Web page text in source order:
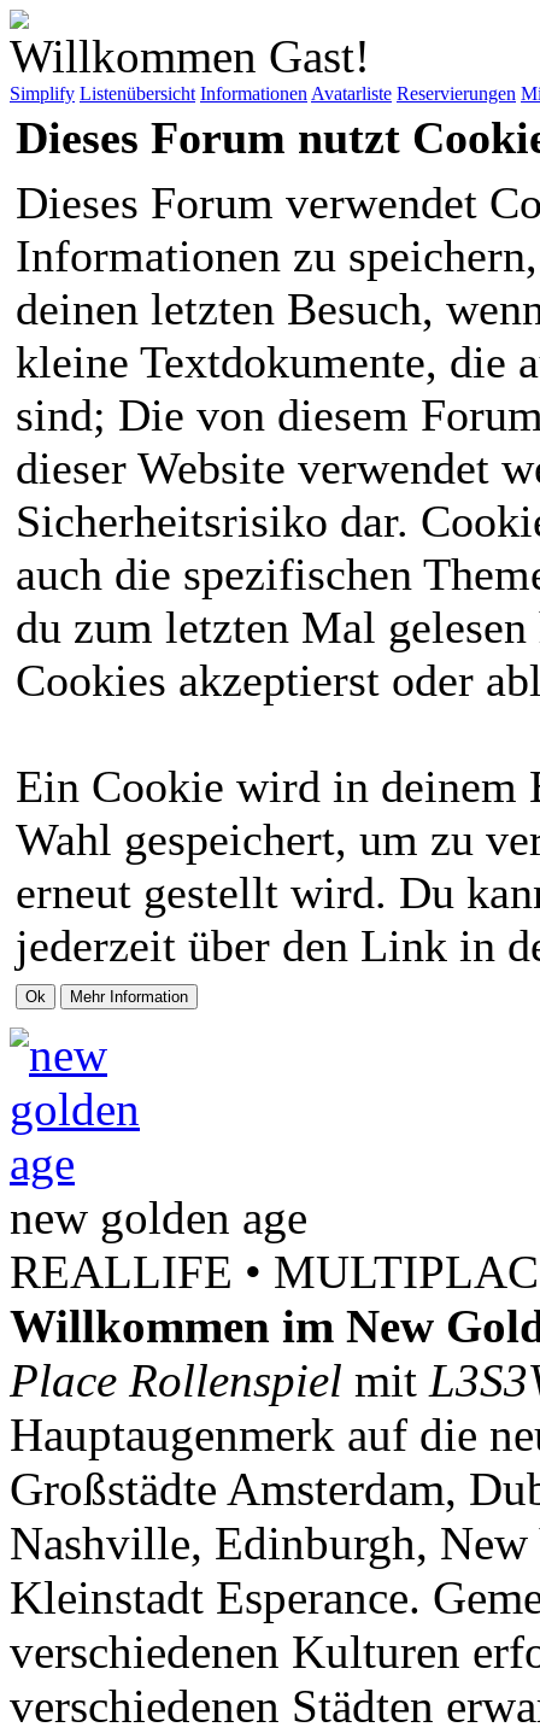
Willkommen Gast!
Simplify Listenübersicht Informationen Avatarliste Reservierungen
Dieses Forum nutzt
Dieses Forum verwendet
Informationen zu
deinen letzten Besuch,
kleine Textdokumente, die
sind; Die von diesem
dieser Website verwendet
Sicherheitsrisiko dar.
auch die spezifischen
du zum letzten Mal
Cookies akzeptierst oder
Ein Cookie wird in deinem
Wahl gespeichert, um zu
erneut gestellt wird. Du
jederzeit über den Link in
new golden age
REALLIFE •
Willkommen im New
Place Rollenspiel mit
Hauptaugenmerk auf die
Großstädte Amsterdam,
Nashville, Edinburgh,
Kleinstadt Esperance.
verschiedenen Kulturen
verschiedenen Städten